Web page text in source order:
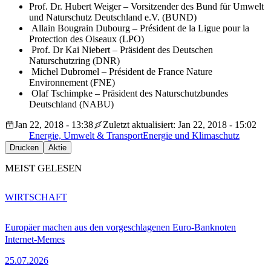
Prof. Dr. Hubert Weiger – Vorsitzender des Bund für Umwelt
und Naturschutz Deutschland e.V. (BUND)
Allain Bougrain Dubourg – Président de la Ligue pour la
Protection des Oiseaux (LPO)
Prof. Dr Kai Niebert – Präsident des Deutschen
Naturschutzring (DNR)
Michel Dubromel – Président de France Nature
Environnement (FNE)
Olaf Tschimpke – Präsident des Naturschutzbundes
Deutschland (NABU)
Jan 22, 2018 - 13:38
Zuletzt aktualisiert: Jan 22, 2018 - 15:02
Energie, Umwelt & TransportEnergie und Klimaschutz
Drucken Aktie
MEIST GELESEN
Europäer machen aus den vorgeschlagenen Euro-Banknoten
Internet-Memes
25.07.2026
WIRTSCHAFT